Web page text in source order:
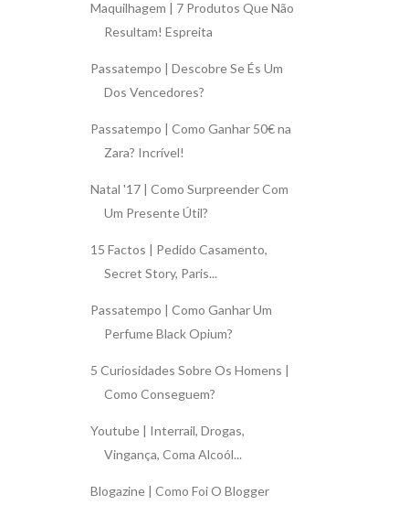
Maquilhagem | 7 Produtos Que Não
Resultam! Espreita
Passatempo | Descobre Se És Um
Dos Vencedores?
Passatempo | Como Ganhar 50€ na
Zara? Incrível!
Natal '17 | Como Surpreender Com
Um Presente Útil?
15 Factos | Pedido Casamento,
Secret Story, Paris...
Passatempo | Como Ganhar Um
Perfume Black Opium?
5 Curiosidades Sobre Os Homens |
Como Conseguem?
Youtube | Interrail, Drogas,
Vingança, Coma Alcoól...
Blogazine | Como Foi O Blogger